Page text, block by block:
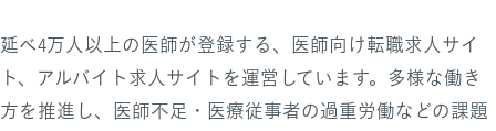
延べ4万人以上の医師が登録する、医師向け転職求人サイ
ト、アルバイト求人サイトを運営しています。多様な働き
方を推進し、医師不足・医療従事者の過重労働などの課題